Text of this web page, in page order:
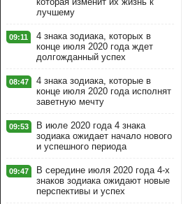
лучшему
09:11
4 знака зодиака, которых в
конце июля 2020 года ждет
долгожданный успех
08:47
4 знака зодиака, которые в
конце июля 2020 года исполнят
заветную мечту
09:53
В июле 2020 года 4 знака
зодиака ожидает начало нового
и успешного периода
09:47
В середине июля 2020 года 4-х
знаков зодиака ожидают новые
перспективы и успех